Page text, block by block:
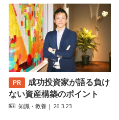
成功投資家が語る負け
ない資産構築のポイント
知識・教養 | 26.3.23